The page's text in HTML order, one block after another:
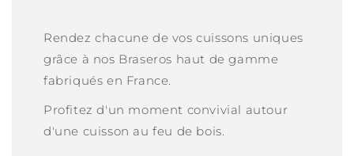
Rendez chacune de vos cuissons uniques
grâce à nos Braseros haut de gamme
fabriqués en France.
Profitez d'un moment convivial autour
d'une cuisson au feu de bois.